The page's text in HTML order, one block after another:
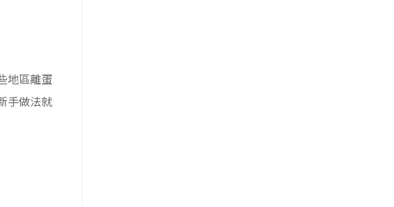
地區離蛋
手做法就